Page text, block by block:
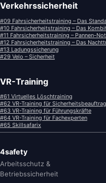
Verkehrssicherheit
#09 Fahrsicherheitstraining – Das
#10 Fahrsicherheitstraining – Das
#11 Fahrsicherheitstraining – Pannen-
#12 Fahrsicherheitstraining – Das
#13 Ladungssicherung
#29 Velo – Sicherheit
VR-Training
#61 Virtuelles Löschtraining
#62 VR-Training für
#63 VR-Training für Führungskräfte
#64 VR-Training für Fachexperten
#65 Skillsafarix
4safety
Arbeitsschutz &
Betriebssicherheit